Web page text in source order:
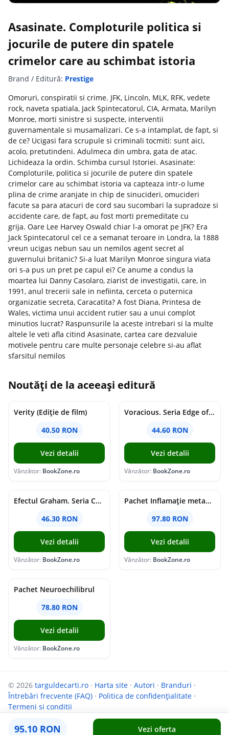
Asasinate. Comploturile politica si
jocurile de putere din spatele
crimelor care au schimbat istoria
Brand / Editură: Prestige
95.10 RON Vezi oferta
Omoruri, conspiratii si crime. JFK, Lincoln, MLK, RFK, vedete
rock, naveta spatiala, Jack Spintecatorul, CIA, Armata, Marilyn
Monroe, morti sinistre si suspecte, interventii
guvernamentale si musamalizari. Ce s-a intamplat, de fapt, si
de ce? Ucigasi fara scrupule si criminali tocmiti: sunt aici,
acolo, pre­tutindeni. Adulmeca din umbra, gata de atac.
Lichidea­za la ordin. Schimba cursul Istoriei. Asasinate:
Comploturile, po­litica si jocurile de putere din spatele
crimelor care au schimbat istoria va capteaza intr-o lume
plina de crime aranjate in chip de sinucideri, omucideri
facute sa para atacuri de cord sau sucombari la supradoze si
accidente care, de fapt, au fost morti premeditate cu
grija. Oare Lee Harvey Oswald chiar l-a omorat pe JFK? Era
Jack Spintecatorul cel ce a semanat teroare in Londra, la 1888
vreun ucigas nebun sau un nemilos agent secret al
guvernului britanic? Si-a luat Marilyn Monroe singura viata
ori s-a pus un pret pe capul ei? Ce anume a condus la
moartea lui Danny Casolaro, ziarist de investigatii, care, in
1991, anul trecerii sale in nefiinta, cerceta o puternica
organizatie secreta, Caracatita? A fost Diana, Printesa de
Wales, victima unui accident rutier sau a unui complot
minutios lucrat? Raspunsurile la aceste intrebari si la multe
altele le veti afla citind Asasinate, cartea care dezvaluie
motivele pentru care multe personaje celebre si-au aflat
sfarsitul nemilos
Noutăți de la aceeași editură
Verity (Ediție de film)
40.50 RON
Vezi detalii
Vânzător: BookZone.ro
Voracious. Seria Edge of Darkness Vol.2
44.60 RON
Vezi detalii
Vânzător: BookZone.ro
Efectul Graham. Seria Campus Diaries Vol.1
46.30 RON
Vezi detalii
Vânzător: BookZone.ro
Pachet Inflamație metabolism și creier
97.80 RON
Vezi detalii
Vânzător: BookZone.ro
Pachet Neuroechilibrul
78.80 RON
Vezi detalii
Vânzător: BookZone.ro
© 2026 targuldecarti.ro · Harta site · Autori · Branduri ·
Întrebări frecvente (FAQ) · Politica de confidențialitate ·
Termeni si conditii
Parteneri:InfoCompanii.ro GoShopping.ro